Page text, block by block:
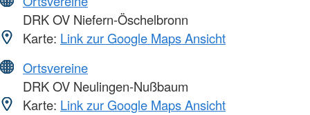
DRK OV Niefern-Öschelbronn
Karte: Link zur Google Maps Ansicht
Ortsvereine
DRK OV Neulingen-Nußbaum
Karte: Link zur Google Maps Ansicht